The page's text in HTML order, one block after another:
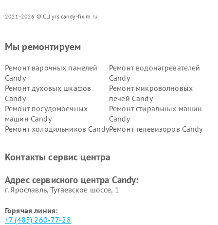
2021-2026 © СЦ yrs.candy-fixim.ru
Мы ремонтируем
Ремонт варочных панелей
Candy
Ремонт водонагревателей
Candy
Ремонт духовых шкафов
Candy
Ремонт микроволновых
печей Candy
Ремонт посудомоечных
машин Candy
Ремонт стиральных машин
Candy
Ремонт холодильников CandyРемонт телевизоров Candy
Контакты сервис центра
Адрес сервисного центра Candy:
г. Ярославль, Тутаевское шоссе, 1
Горячая линия:
+7 (485) 260-77-28